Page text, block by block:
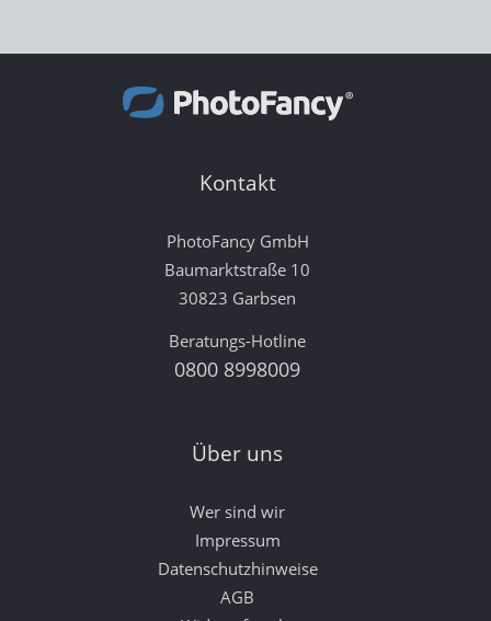
Kontakt
PhotoFancy GmbH
Baumarktstraße 10
30823 Garbsen
Beratungs-Hotline
0800 8998009
Über uns
Wer sind wir
Impressum
Datenschutzhinweise
AGB